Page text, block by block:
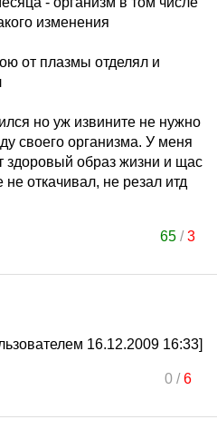
изменения
от плазмы отделял и
но уж извините не нужно
своего организма. У меня
здоровый образ жизни и щас
откачивал, не резал итд
65 /3
16.12.2009 16:33]
0/6